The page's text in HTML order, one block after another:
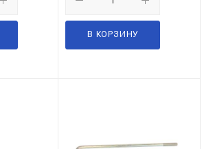
В КОРЗИНУ